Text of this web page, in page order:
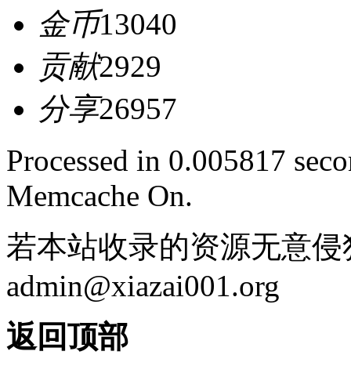
金币13040
贡献2929
分享26957
Processed in 0.005817
Memcache On.
若本站收录的资源无意
admin@xiazai001.org
返回顶部